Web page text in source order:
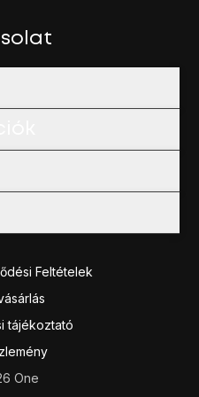
Feltételek
tájékoztató
One